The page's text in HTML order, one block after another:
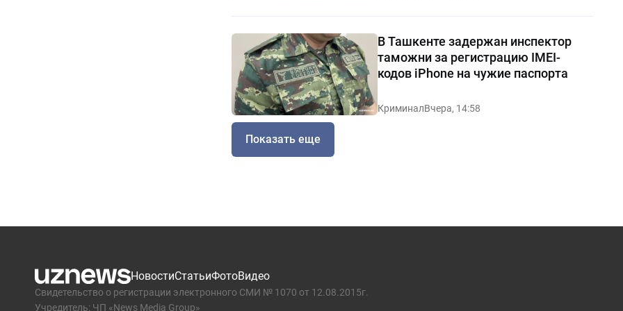
В Ташкенте задержан инспектор
таможни за регистрацию IMEI-
кодов iPhone на чужие паспорта
КриминалВчера, 14:58
Показать еще
НовостиСтатьиФотоВидео
Свидетельство о регистрации электронного СМИ № 1070 от 12.08.2015г.
Учредитель: ЧП «News Media Group»